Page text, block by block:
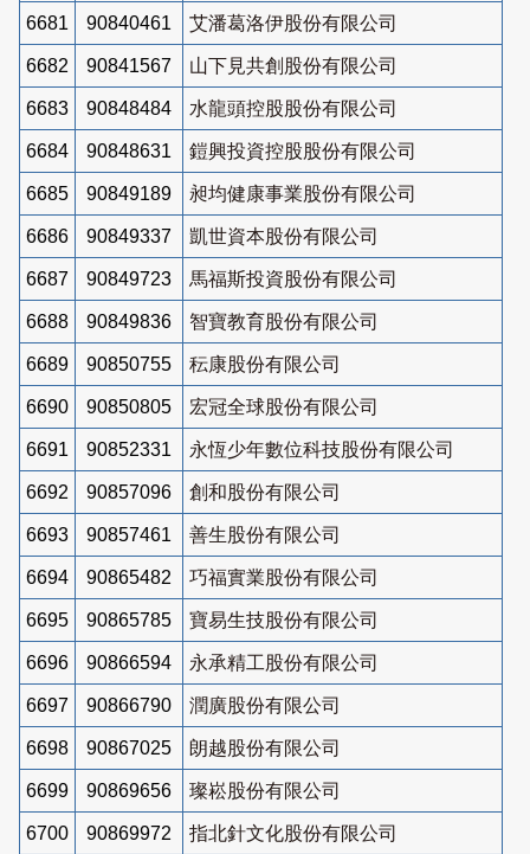
6681 90840461 艾潘葛洛伊股份有限公司
6682 90841567 山下見共創股份有限公司
6683 90848484 水龍頭控股股份有限公司
6684 90848631 鎧興投資控股股份有限公司
6685 90849189 昶均健康事業股份有限公司
6686 90849337 凱世資本股份有限公司
6687 90849723 馬福斯投資股份有限公司
6688 90849836 智寶教育股份有限公司
6689 90850755 秐康股份有限公司
6690 90850805 宏冠全球股份有限公司
6691 90852331 永恆少年數位科技股份有限公司
6692 90857096 創和股份有限公司
6693 90857461 善生股份有限公司
6694 90865482 巧福實業股份有限公司
6695 90865785 寶易生技股份有限公司
6696 90866594 永承精工股份有限公司
6697 90866790 潤廣股份有限公司
6698 90867025 朗越股份有限公司
6699 90869656 璨崧股份有限公司
6700 90869972
指北針文化股份有限公司